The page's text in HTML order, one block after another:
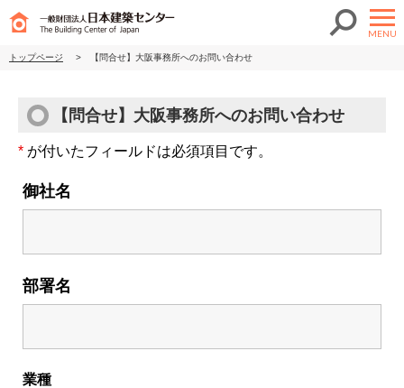
MENU
トップページ > 【問合せ】大阪事務所へのお問い合わせ
【問合せ】大阪事務所へのお問い合わせ
* が付いたフィールドは必須項目です。
御社名
部署名
業種